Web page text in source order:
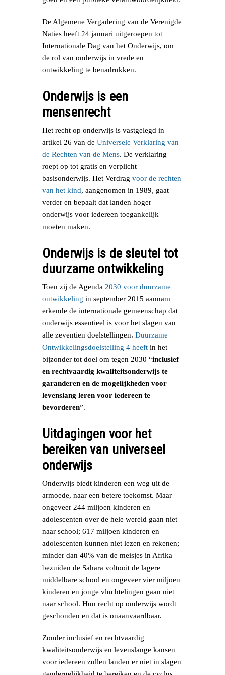
De Algemene Vergadering van de Verenigde
Naties heeft 24 januari uitgeroepen tot
Internationale Dag van het Onderwijs, om
de rol van onderwijs in vrede en
ontwikkeling te benadrukken.
Onderwijs is een
mensenrecht
Het recht op onderwijs is vastgelegd in
artikel 26 van de Universele Verklaring van
de Rechten van de Mens. De verklaring
roept op tot gratis en verplicht
basisonderwijs. Het Verdrag voor de rechten
van het kind, aangenomen in 1989, gaat
verder en bepaalt dat landen hoger
onderwijs voor iedereen toegankelijk
moeten maken.
Onderwijs is de sleutel tot
duurzame ontwikkeling
Toen zij de Agenda 2030 voor duurzame
ontwikkeling in september 2015 aannam
erkende de internationale gemeenschap dat
onderwijs essentieel is voor het slagen van
alle zeventien doelstellingen. Duurzame
Ontwikkelingsdoelstelling 4 heeft in het
bijzonder tot doel om tegen 2030 “inclusief
en rechtvaardig kwaliteitsonderwijs te
garanderen en de mogelijkheden voor
levenslang leren voor iedereen te
bevorderen”.
Uitdagingen voor het
bereiken van universeel
onderwijs
Onderwijs biedt kinderen een weg uit de
armoede, naar een betere toekomst. Maar
ongeveer 244 miljoen kinderen en
adolescenten over de hele wereld gaan niet
naar school; 617 miljoen kinderen en
adolescenten kunnen niet lezen en rekenen;
minder dan 40% van de meisjes in Afrika
bezuiden de Sahara voltooit de lagere
middelbare school en ongeveer vier miljoen
kinderen en jonge vluchtelingen gaan niet
naar school. Hun recht op onderwijs wordt
geschonden en dat is onaanvaardbaar.
Zonder inclusief en rechtvaardig
kwaliteitsonderwijs en levenslange kansen
voor iedereen zullen landen er niet in slagen